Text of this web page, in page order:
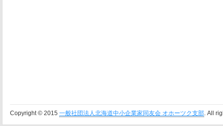
Copyright © 2015 一般社団法人北海道中小企業家同友会 オホーツク支部. All